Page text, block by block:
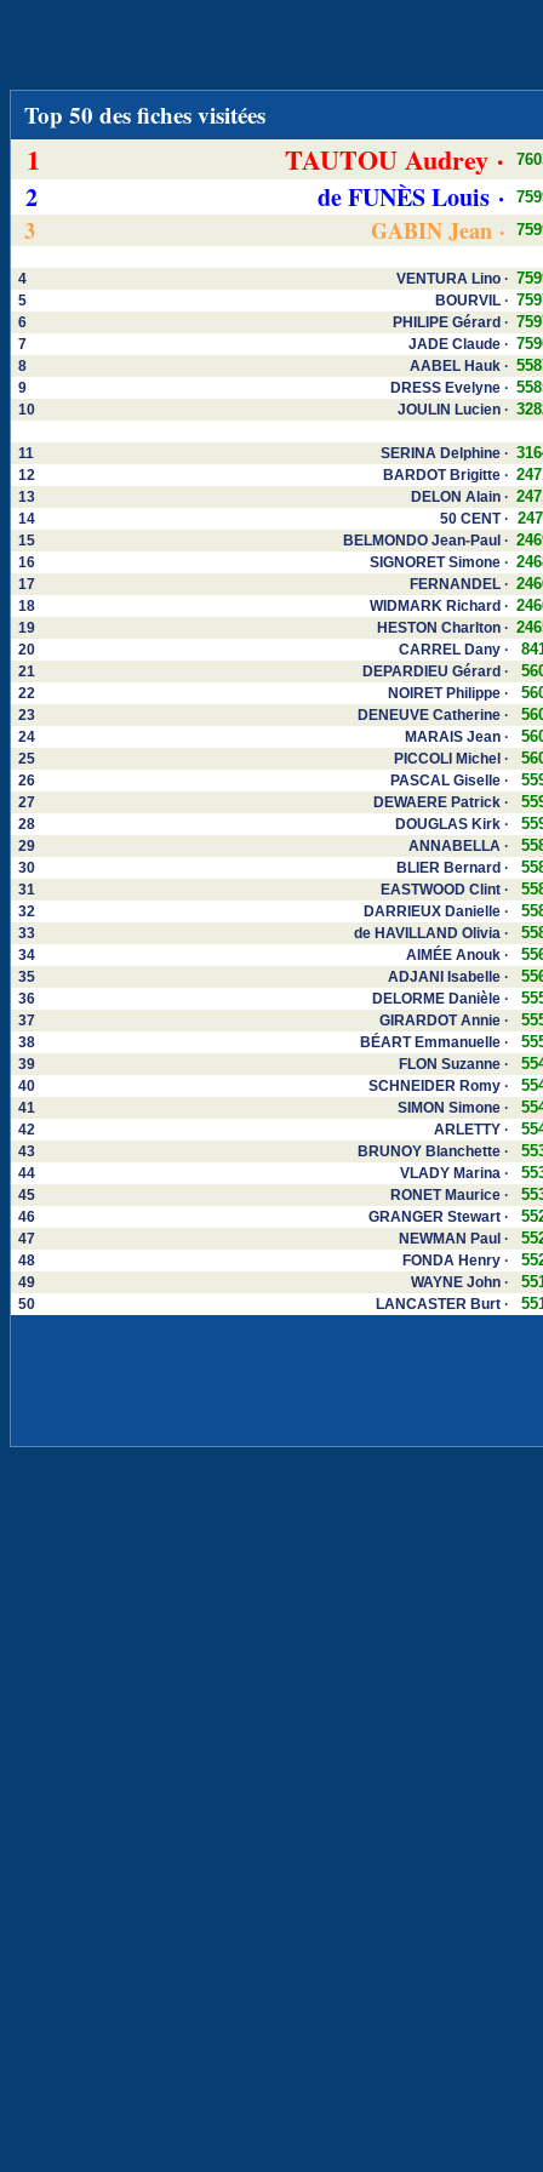
Top 50 des fiches visitées
1 TAUTOU Audrey ·
2 de FUNÈS Louis ·
3 GABIN Jean ·
4 VENTURA Lino ·
5 BOURVIL ·
6 PHILIPE Gérard ·
7 JADE Claude ·
8 AABEL Hauk ·
9 DRESS Evelyne ·
10 JOULIN Lucien ·
11 SERINA Delphine ·
12 BARDOT Brigitte ·
13 DELON Alain ·
14 50 CENT ·
15 BELMONDO Jean-Paul ·
16 SIGNORET Simone ·
17 FERNANDEL ·
18 WIDMARK Richard ·
19 HESTON Charlton ·
20 CARREL Dany ·
21 DEPARDIEU Gérard ·
22 NOIRET Philippe ·
23 DENEUVE Catherine ·
24 MARAIS Jean ·
25 PICCOLI Michel ·
26 PASCAL Giselle ·
27 DEWAERE Patrick ·
28 DOUGLAS Kirk ·
29 ANNABELLA ·
30 BLIER Bernard ·
31 EASTWOOD Clint ·
32 DARRIEUX Danielle ·
33 de HAVILLAND Olivia ·
34 AIMÉE Anouk ·
35 ADJANI Isabelle ·
36 DELORME Danièle ·
37 GIRARDOT Annie ·
38 BÉART Emmanuelle ·
39 FLON Suzanne ·
40 SCHNEIDER Romy ·
41 SIMON Simone ·
42 ARLETTY ·
43 BRUNOY Blanchette ·
44 VLADY Marina ·
45 RONET Maurice ·
46 GRANGER Stewart ·
47 NEWMAN Paul ·
48 FONDA Henry ·
49 WAYNE John ·
50 LANCASTER Burt ·